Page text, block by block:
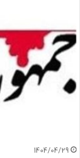
1404/04/29